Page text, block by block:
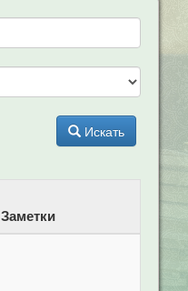
Искать
Заметки